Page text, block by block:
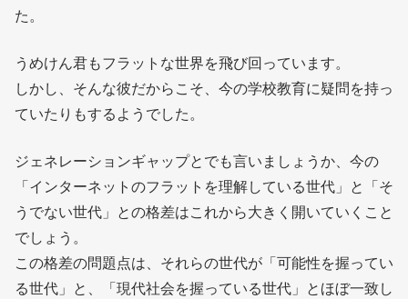
た。
うめけん君もフラットな世界を飛び回っています。
しかし、そんな彼だからこそ、今の学校教育に疑問を持っ
ていたりもするようでした。
ジェネレーションギャップとでも言いましょうか、今の
「インターネットのフラットを理解している世代」と「そ
うでない世代」との格差はこれから大きく開いていくこと
でしょう。
この格差の問題点は、それらの世代が「可能性を握ってい
る世代」と、「現代社会を握っている世代」とほぼ一致し